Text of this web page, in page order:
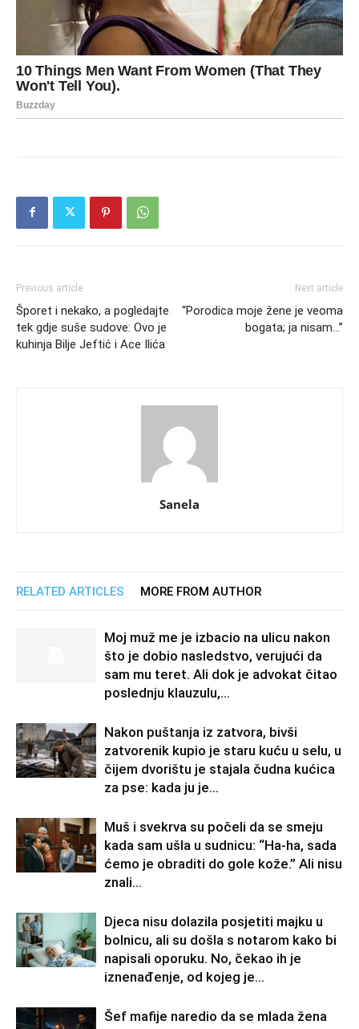
Previous article
Šporet i nekako, a pogledajte
tek gdje suše sudove: Ovo je
kuhinja Bilje Jeftić i Ace Ilića
Next article
“Porodica moje žene je veoma
bogata; ja nisam…”
Sanela
RELATED ARTICLES MORE FROM AUTHOR
Moj muž me je izbacio na ulicu nakon
što je dobio nasledstvo, verujući da
sam mu teret. Ali dok je advokat čitao
poslednju klauzulu,...
Nakon puštanja iz zatvora, bivši
zatvorenik kupio je staru kuću u selu, u
čijem dvorištu je stajala čudna kućica
za pse: kada ju je...
Muš i svekrva su počeli da se smeju
kada sam ušla u sudnicu: “Ha-ha, sada
ćemo je obraditi do gole kože.” Ali nisu
znali...
Djeca nisu dolazila posjetiti majku u
bolnicu, ali su došla s notarom kako bi
napisali oporuku. No, čekao ih je
iznenađenje, od kojeg je...
Šef mafije naredio da se mlada žena